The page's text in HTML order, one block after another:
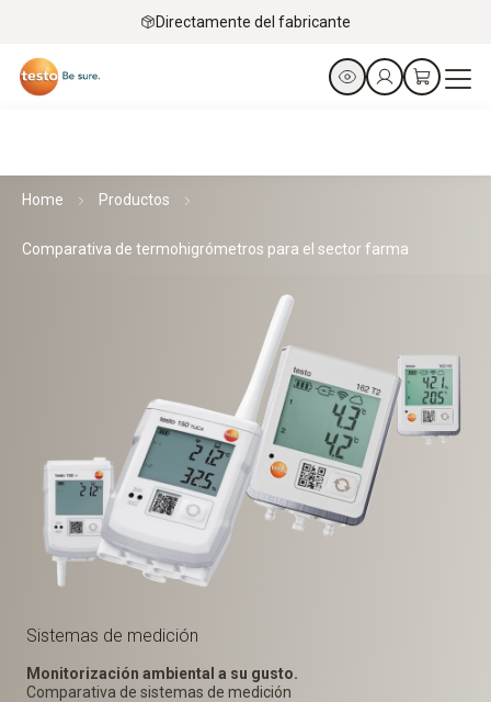
Directamente del fabricante
Home Productos
Comparativa de termohigrómetros para el sector farma
Sistemas de medición
Monitorización ambiental a su gusto.
Comparativa de sistemas de medición